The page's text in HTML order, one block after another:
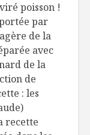
poisson !
par
de la
avec
de la
de
: les
recette